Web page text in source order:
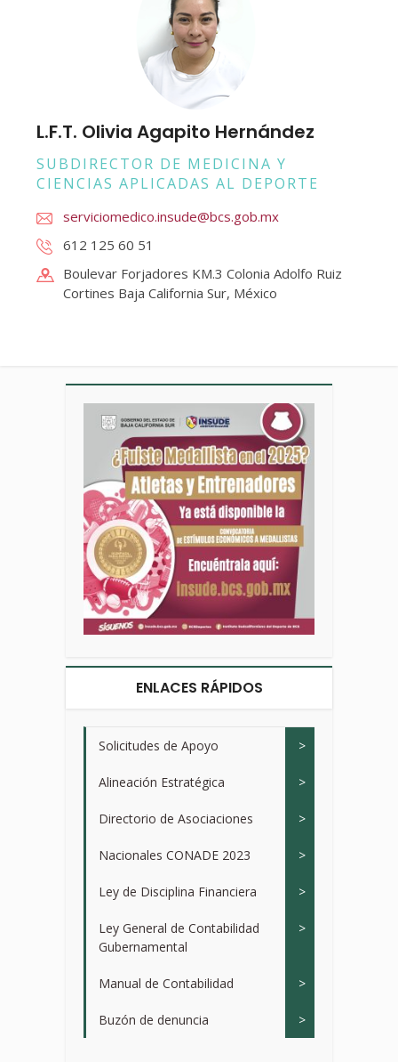
L.F.T. Olivia Agapito Hernández
SUBDIRECTOR DE MEDICINA Y
CIENCIAS APLICADAS AL DEPORTE
serviciomedico.insude@bcs.gob.mx
612 125 60 51
Boulevar Forjadores KM.3 Colonia Adolfo Ruiz
Cortines Baja California Sur, México
ENLACES RÁPIDOS
Solicitudes de Apoyo >
Alineación Estratégica >
Directorio de Asociaciones >
Nacionales CONADE 2023 >
Ley de Disciplina Financiera >
Ley General de Contabilidad
Gubernamental
>
Manual de Contabilidad >
Buzón de denuncia >